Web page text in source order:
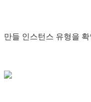
만들 인스턴스 유형을